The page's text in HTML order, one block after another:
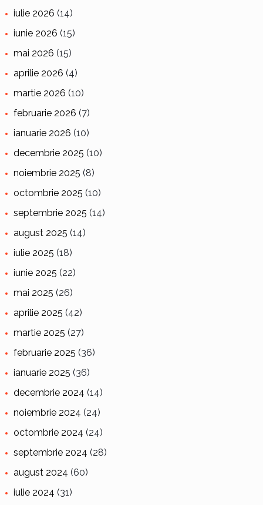
iulie 2026 (14)
iunie 2026 (15)
mai 2026 (15)
aprilie 2026 (4)
martie 2026 (10)
februarie 2026 (7)
ianuarie 2026 (10)
decembrie 2025 (10)
noiembrie 2025 (8)
octombrie 2025 (10)
septembrie 2025 (14)
august 2025 (14)
iulie 2025 (18)
iunie 2025 (22)
mai 2025 (26)
aprilie 2025 (42)
martie 2025 (27)
februarie 2025 (36)
ianuarie 2025 (36)
decembrie 2024 (14)
noiembrie 2024 (24)
octombrie 2024 (24)
septembrie 2024 (28)
august 2024 (60)
iulie 2024 (31)